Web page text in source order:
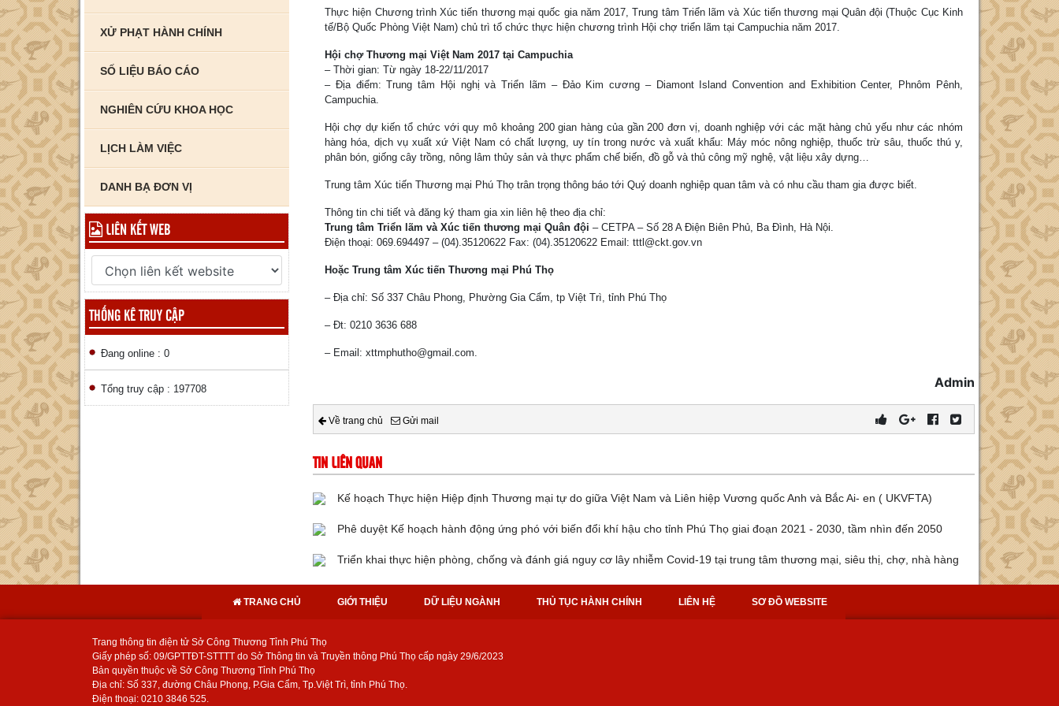
XỬ PHẠT HÀNH CHÍNH
SỐ LIỆU BÁO CÁO
NGHIÊN CỨU KHOA HỌC
LỊCH LÀM VIỆC
DANH BẠ ĐƠN VỊ
LIÊN KẾT WEB
THỐNG KÊ TRUY CẬP
Đang online : 0
Tổng truy cập : 197708
Thực hiện Chương trình Xúc tiến thương mại quốc gia năm 2017, Trung tâm Triển lãm và Xúc tiến thương mại Quân đội (Thuộc Cục Kinh
tế/Bộ Quốc Phòng Việt Nam) chủ trì tổ chức thực hiện chương trình Hội chợ triển lãm tại Campuchia năm 2017.
Hội chợ Thương mại Việt Nam 2017 tại Campuchia
– Thời gian: Từ ngày 18-22/11/2017
– Địa điểm: Trung tâm Hội nghị và Triển lãm – Đảo Kim cương – Diamont Island Convention and Exhibition Center, Phnôm Pênh,
Campuchia.
Hội chợ dự kiến tổ chức với quy mô khoảng 200 gian hàng của gần 200 đơn vị, doanh nghiệp với các mặt hàng chủ yếu như các nhóm
hàng hóa, dịch vụ xuất xứ Việt Nam có chất lượng, uy tín trong nước và xuất khẩu: Máy móc nông nghiệp, thuốc trừ sâu, thuốc thú y,
phân bón, giống cây trồng, nông lâm thủy sản và thực phẩm chế biến, đồ gỗ và thủ công mỹ nghệ, vật liệu xây dựng…
Trung tâm Xúc tiến Thương mại Phú Thọ trân trọng thông báo tới Quý doanh nghiệp quan tâm và có nhu cầu tham gia được biết.
Thông tin chi tiết và đăng ký tham gia xin liên hệ theo địa chỉ:
Trung tâm Triển lãm và Xúc tiến thương mại Quân đội – CETPA – Số 28 A Điện Biên Phủ, Ba Đình, Hà Nội.
Điện thoại: 069.694497 – (04).35120622 Fax: (04).35120622 Email: tttl@ckt.gov.vn
Hoặc Trung tâm Xúc tiến Thương mại Phú Thọ
– Địa chỉ: Số 337 Châu Phong, Phường Gia Cẩm, tp Việt Trì, tỉnh Phú Thọ
– Đt: 0210 3636 688
– Email: xttmphutho@gmail.com.
Admin
Về trang chủ Gửi mail
TIN LIÊN QUAN
Kế hoạch Thực hiện Hiệp định Thương mại tự do giữa Việt Nam và Liên hiệp Vương quốc Anh và Bắc Ai- en ( UKVFTA)
Phê duyệt Kế hoạch hành động ứng phó với biến đổi khí hậu cho tỉnh Phú Thọ giai đoạn 2021 - 2030, tầm nhìn đến 2050
Triển khai thực hiện phòng, chống và đánh giá nguy cơ lây nhiễm Covid-19 tại trung tâm thương mại, siêu thị, chợ, nhà hàng
TRANG CHỦ GIỚI THIỆU DỮ LIỆU NGÀNH THỦ TỤC HÀNH CHÍNH LIÊN HỆ SƠ ĐỒ WEBSITE
Trang thông tin điện tử Sở Công Thương Tỉnh Phú Thọ
Giấy phép số: 09/GPTTĐT-STTTT do Sở Thông tin và Truyền thông Phú Thọ cấp ngày 29/6/2023
Bản quyền thuộc về Sở Công Thương Tỉnh Phú Thọ
Địa chỉ: Số 337, đường Châu Phong, P.Gia Cẩm, Tp.Việt Trì, tỉnh Phú Thọ.
Điện thoại: 0210 3846 525.